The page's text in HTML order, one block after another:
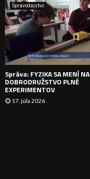
Spravodajstvo
Správa: FYZIKA SA MENÍ NA
DOBRODRUŽSTVO PLNÉ
EXPERIMENTOV
17. júla 2026